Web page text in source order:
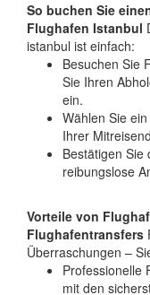
So buchen Sie
Flughafen Istanbul
istanbul ist einfach:
Besuchen Sie
Sie Ihren
ein.
Wählen Sie
Ihrer
Bestätigen Sie
reibungslose
Vorteile von
Flughafentransfers
Überraschungen –
Professionelle
mit den